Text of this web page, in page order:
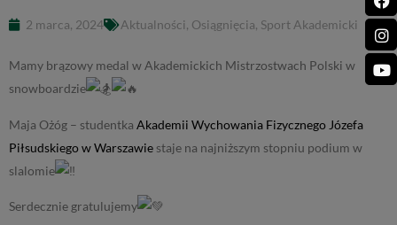
2 marca, 2024 Aktualności, Osiągnięcia, Sport Akademicki
Mamy brązowy medal w Akademickich Mistrzostwach Polski w
snowboardzie
Maja Ożóg – studentka Akademii Wychowania Fizycznego Józefa
Piłsudskiego w Warszawie staje na najniższym stopniu podium w
slalomie
Serdecznie gratulujemy